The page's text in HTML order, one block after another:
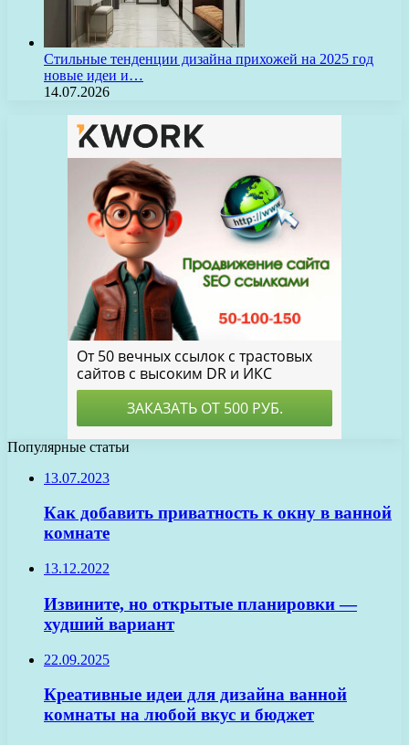
Стильные тенденции дизайна прихожей на 2025 год
новые идеи и…
14.07.2026
Популярные статьи
13.07.2023
Как добавить приватность к окну в ванной
комнате
13.12.2022
Извините, но открытые планировки —
худший вариант
22.09.2025
Креативные идеи для дизайна ванной
комнаты на любой вкус и бюджет